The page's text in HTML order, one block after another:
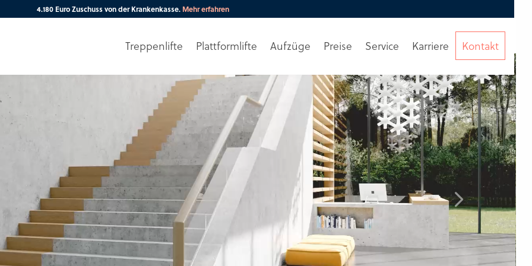
4.180 Euro Zuschuss von der Krankenkasse. Mehr erfahren
Treppenlifte Plattformlifte Aufzüge Preise Service Karriere Kontakt
Ihre PLZ Beratunganfordern